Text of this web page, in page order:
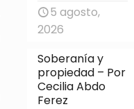
5 agosto,
2026
Soberanía y
propiedad – Por
Cecilia Abdo
Ferez